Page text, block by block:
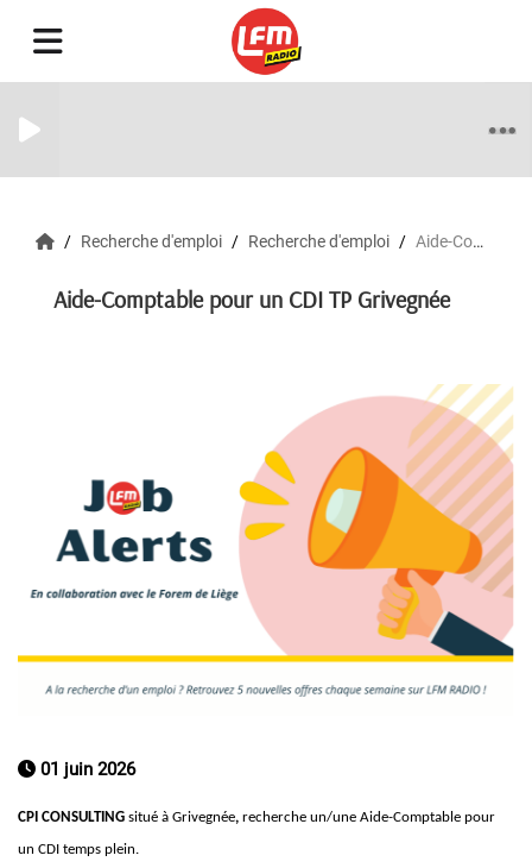
Recherche d'emploi Recherche d'emploi Aide-Comptable pour un CDI TP Grivegnée
Aide-Comptable pour un CDI TP Grivegnée
01 juin 2026
CPI CONSULTING situé à Grivegnée, recherche un/une Aide-Comptable pour
un CDI temps plein.